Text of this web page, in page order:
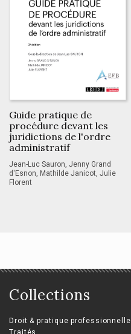
Guide pratique de
procédure devant les
juridictions de l'ordre
administratif
Jean-Luc Sauron, Jenny Grand
d'Esnon, Mathilde Janicot, Julie
Florent
Collections
Droit & pratique professionnelle